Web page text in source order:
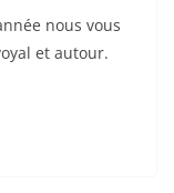
nous vous
et autour.